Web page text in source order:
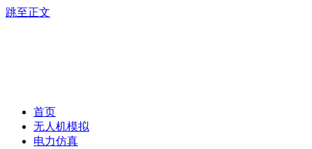
跳至正文
首页
无人机模拟
电力仿真